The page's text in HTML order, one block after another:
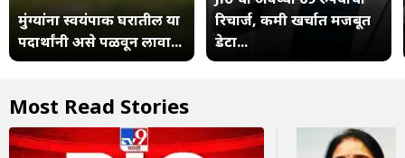
मुंग्यांना स्वयंपाक घरातील या
पदार्थांनी असे पळवून लावा...
रिचार्ज, कमी खर्चात मजबूत
डेटा...
Most Read Stories